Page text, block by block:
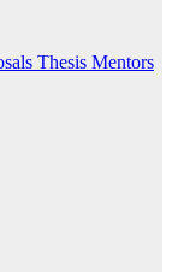
Thesis Mentors